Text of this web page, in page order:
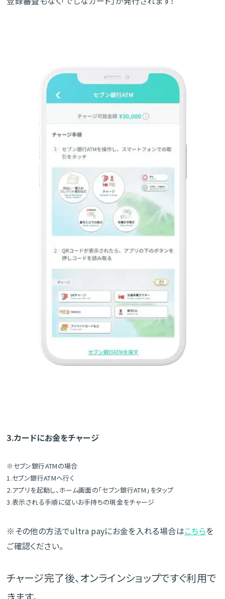
3.カードにお金をチャージ
※セブン銀行ATMの場合
1.セブン銀行ATMへ行く
2.アプリを起動し、ホーム画面の「セブン銀行ATM」をタップ
3.表示される手順に従いお手持ちの現金をチャージ
※その他の方法でultra payにお金を入れる場合はこちらを
ご確認ください。
チャージ完了後、オンラインショップですぐ利用で